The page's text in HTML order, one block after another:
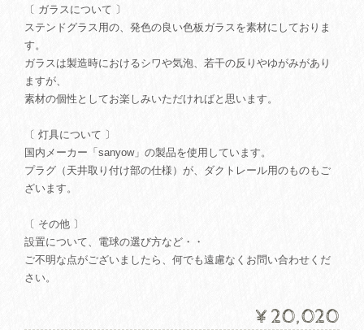
〔 ガラスについて 〕
ステンドグラス用の、発色の良い色板ガラスを素材にしておりま
す。
ガラスは製造時におけるシワや気泡、若干の反りやゆがみがあり
ますが、
素材の個性としてお楽しみいただければと思います。
〔 灯具について 〕
国内メーカー「sanyow」の製品を使用しています。
プラグ（天井取り付け部の仕様）が、ダクトレール用のものもご
ざいます。
〔 その他 〕
設置について、電球の選び方など・・
ご不明な点がございましたら、何でも遠慮なくお問い合わせくだ
さい。
¥20,020